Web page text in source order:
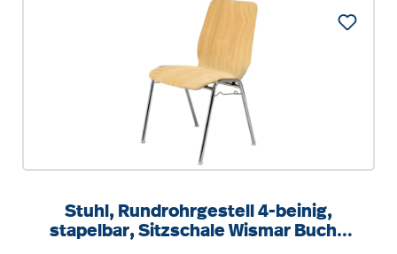
Stuhl, Rundrohrgestell 4-beinig,
stapelbar, Sitzschale Wismar Buche